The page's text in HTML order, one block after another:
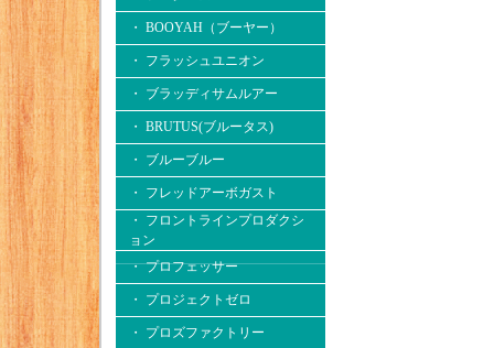
・ BOOYAH（ブーヤー）
・ フラッシュユニオン
・ ブラッディサムルアー
・ BRUTUS(ブルータス)
・ ブルーブルー
・ フレッドアーボガスト
・ フロントラインプロダクシ
ョン
・ プロフェッサー
・ プロジェクトゼロ
・ プロズファクトリー